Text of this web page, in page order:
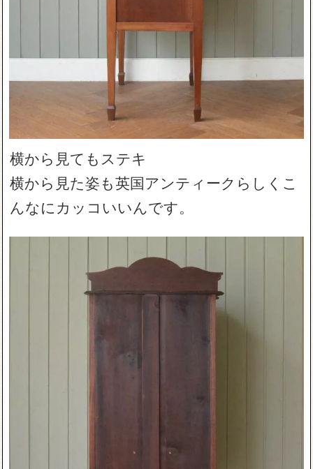
横から見てもステキ
横から見た姿も英国アンティークらしくこ
んなにカッコいいんです。